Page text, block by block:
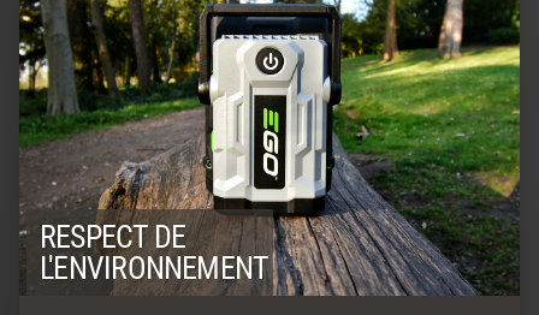
RESPECT DE
L'ENVIRONNEMENT